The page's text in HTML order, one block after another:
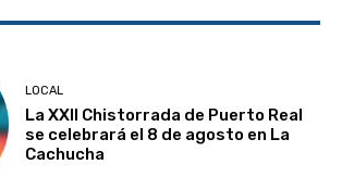
LOCAL
La XXII Chistorrada de Puerto Real
se celebrará el 8 de agosto en La
Cachucha